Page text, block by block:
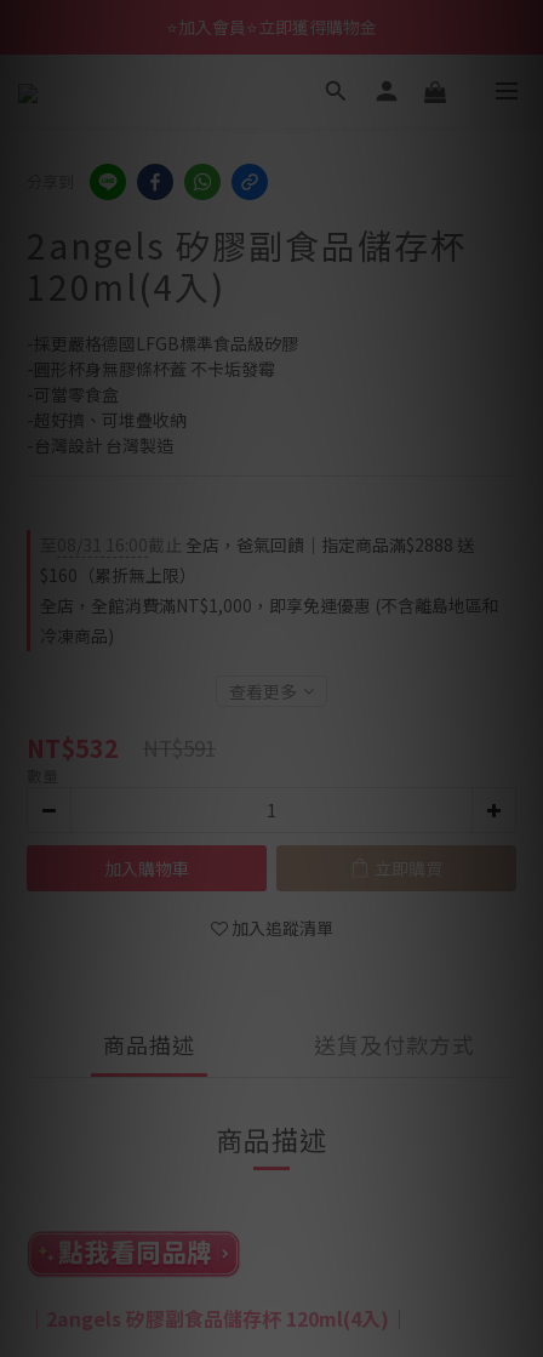
⭐加入會員⭐立即獲得購物金
2angels 矽膠副食品儲存杯
120ml(4入)
-採更嚴格德國LFGB標準食品級矽膠
-圓形杯身無膠條杯蓋 不卡垢發霉
-可當零食盒
-超好擠、可堆疊收納
-台灣設計 台灣製造
08/31 16:00截止 全店，爸氣回饋｜指定商品滿$2888 送
$160（累折無上限）
全店，全館消費滿NT$1,000，即享免運優惠 (不含離島地區和
冷凍商品)
查看更多
NT$532 NT$591
加入購物車 立即購買
加入追蹤清單
商品描述 送貨及付款方式
商品描述
2angels 矽膠副食品儲存杯 120ml(4入) ｜